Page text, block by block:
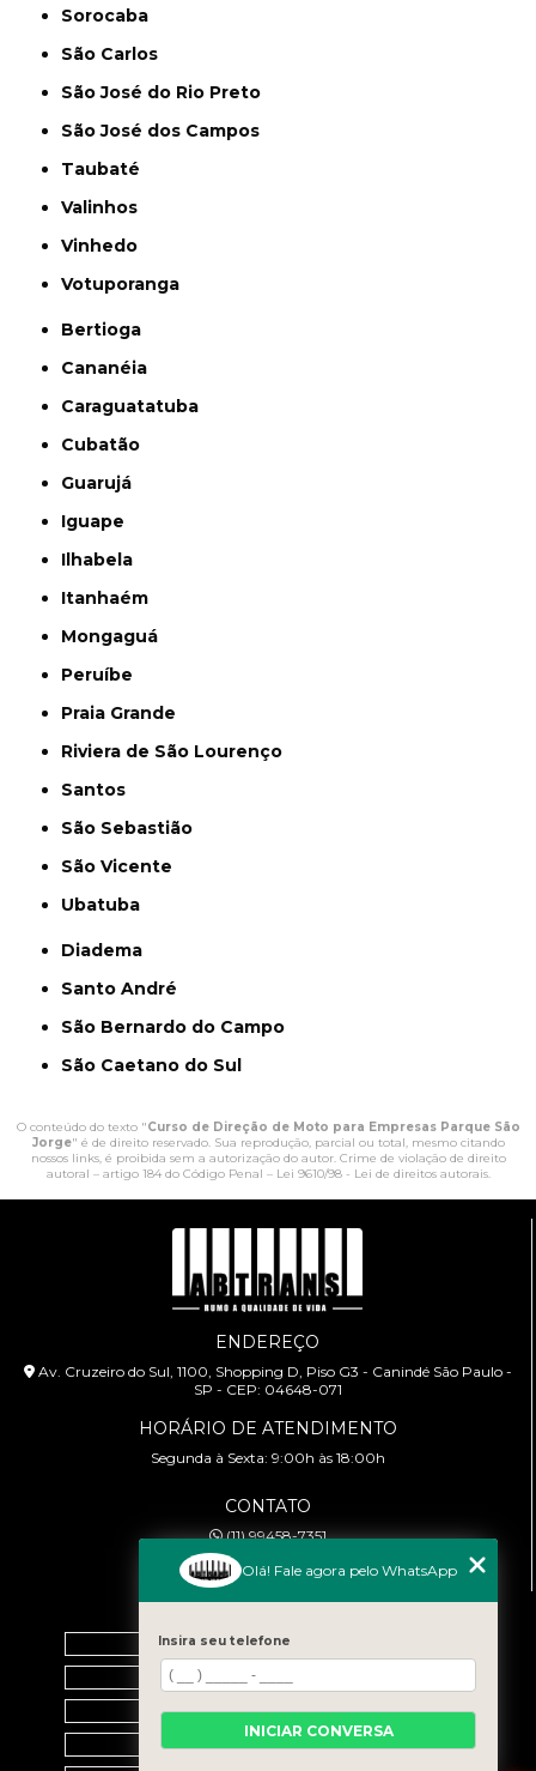
Sorocaba
São Carlos
São José do Rio Preto
São José dos Campos
Taubaté
Valinhos
Vinhedo
Votuporanga
Bertioga
Cananéia
Caraguatatuba
Cubatão
Guarujá
Iguape
Ilhabela
Itanhaém
Mongaguá
Peruíbe
Praia Grande
Riviera de São Lourenço
Santos
São Sebastião
São Vicente
Ubatuba
Diadema
Santo André
São Bernardo do Campo
São Caetano do Sul
O conteúdo do texto "Curso de Direção de Moto para Empresas Parque São
Jorge" é de direito reservado. Sua reprodução, parcial ou total, mesmo citando
nossos links, é proibida sem a autorização do autor. Crime de violação de direito
autoral – artigo 184 do Código Penal – Lei 9610/98 - Lei de direitos autorais.
ENDEREÇO
Av. Cruzeiro do Sul, 1100, Shopping D, Piso G3 - Canindé São Paulo -
SP - CEP: 04648-071
HORÁRIO DE ATENDIMENTO
Segunda à Sexta: 9:00h às 18:00h
CONTATO
(11) 99458-7351
cursoabtrans@gmail.com
Home
Empresa
Galeria
Contato
Olá! Fale agora pelo WhatsApp
Insira seu telefone
INICIAR CONVERSA